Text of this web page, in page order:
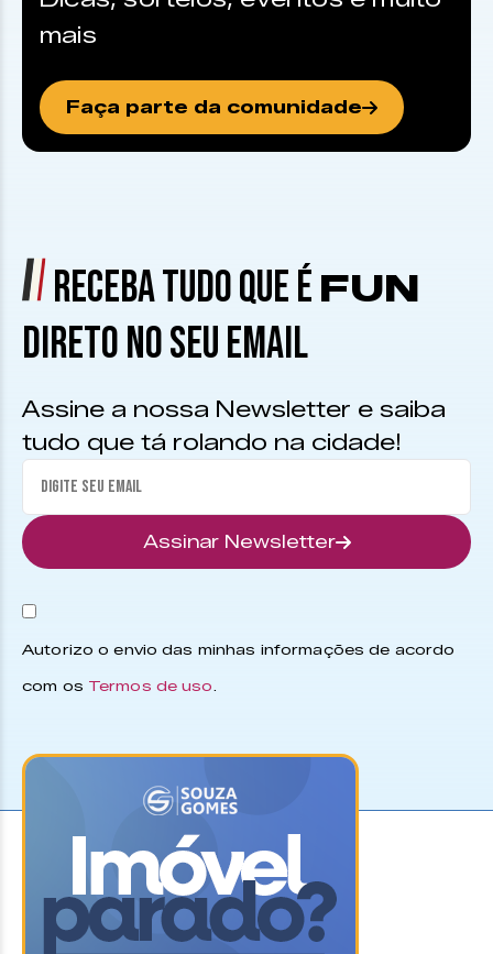
mais
Faça parte da comunidade
RECEBA TUDO QUE É FUN
DIRETO NO SEU EMAIL
Assine a nossa Newsletter e saiba
tudo que tá rolando na cidade!
Assinar Newsletter
Autorizo o envio das minhas informações de acordo
com os Termos de uso.